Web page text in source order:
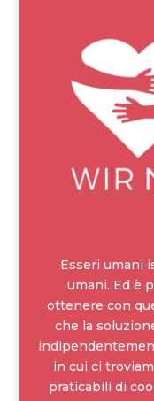
Esseri umani
umani. Ed è
ottenere con
che la
in cui ci
praticabili di